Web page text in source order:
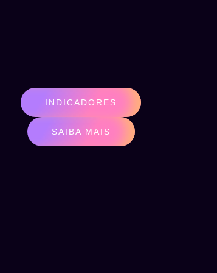
INDICADORES
SAIBA MAIS